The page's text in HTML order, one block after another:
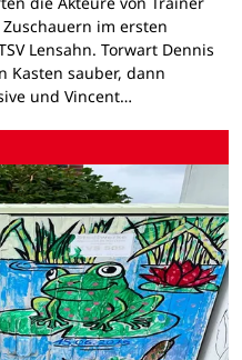
im ersten
Lensahn. Torwart Dennis
Kasten sauber, dann
und Vincent…